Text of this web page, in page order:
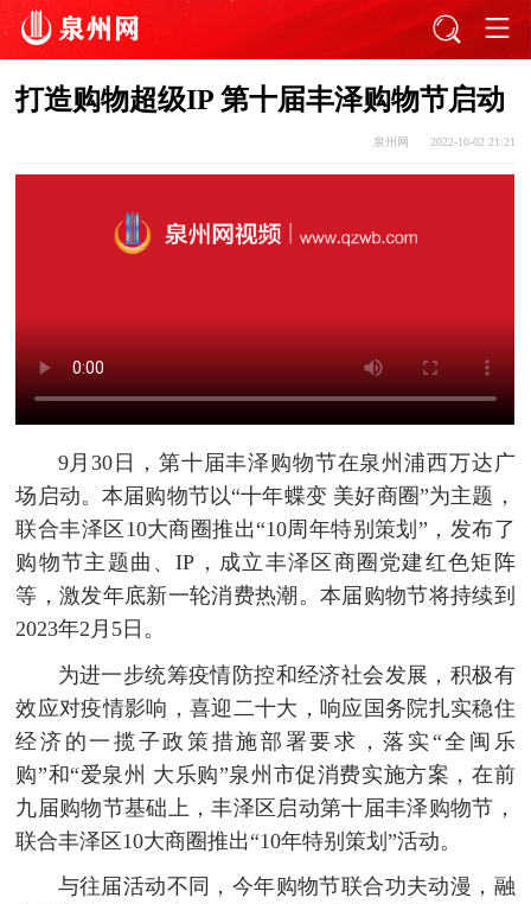
打造购物超级IP 第十届丰泽购物节启动
泉州网 2022-10-02 21:21
9月30日，第十届丰泽购物节在泉州浦西万达广
场启动。本届购物节以“十年蝶变 美好商圈”为主题，
联合丰泽区10大商圈推出“10周年特别策划”，发布了
购物节主题曲、IP，成立丰泽区商圈党建红色矩阵
等，激发年底新一轮消费热潮。本届购物节将持续到
2023年2月5日。
为进一步统筹疫情防控和经济社会发展，积极有
效应对疫情影响，喜迎二十大，响应国务院扎实稳住
经济的一揽子政策措施部署要求，落实“全闽乐
购”和“爱泉州 大乐购”泉州市促消费实施方案，在前
九届购物节基础上，丰泽区启动第十届丰泽购物节，
联合丰泽区10大商圈推出“10年特别策划”活动。
与往届活动不同，今年购物节联合功夫动漫，融